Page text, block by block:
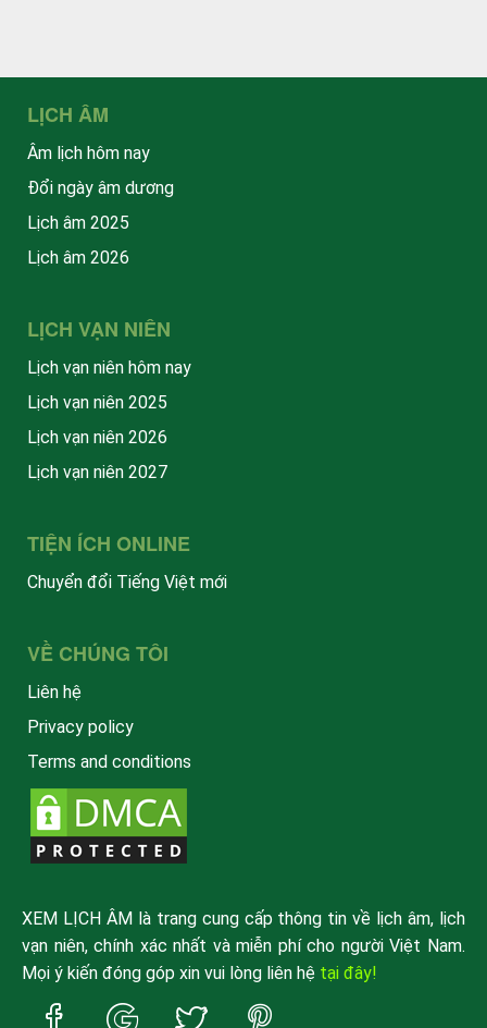
LỊCH ÂM
Âm lịch hôm nay
Đổi ngày âm dương
Lịch âm 2025
Lịch âm 2026
LỊCH VẠN NIÊN
Lịch vạn niên hôm nay
Lịch vạn niên 2025
Lịch vạn niên 2026
Lịch vạn niên 2027
TIỆN ÍCH ONLINE
Chuyển đổi Tiếng Việt mới
VỀ CHÚNG TÔI
Liên hệ
Privacy policy
Terms and conditions
XEM LỊCH ÂM là trang cung cấp thông tin về lịch âm, lịch
vạn niên, chính xác nhất và miễn phí cho người Việt Nam.
Mọi ý kiến đóng góp xin vui lòng liên hệ tại đây!
Trang
Trang
Trang
Trang